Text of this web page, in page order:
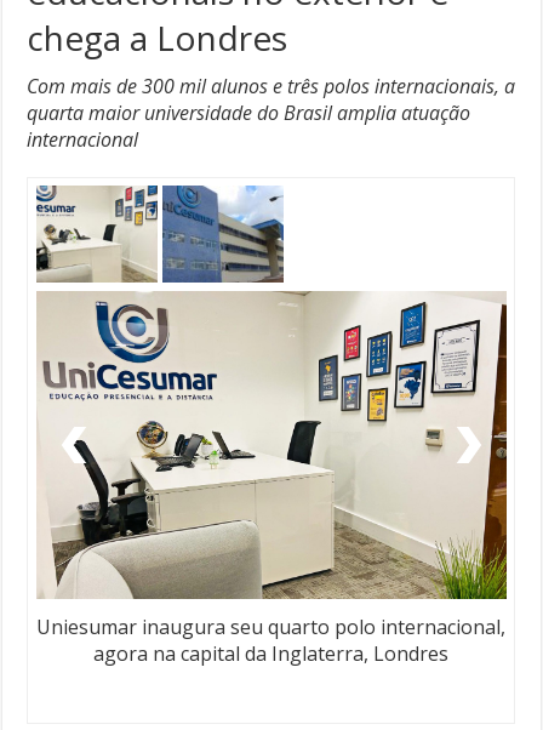
chega a Londres
Com mais de 300 mil alunos e três polos internacionais, a
quarta maior universidade do Brasil amplia atuação
internacional
Uniesumar inaugura seu quarto polo internacional,
agora na capital da Inglaterra, Londres